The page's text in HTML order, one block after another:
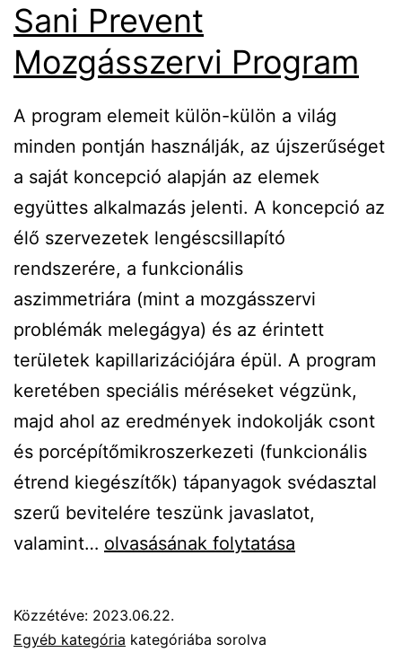
Sani Prevent
Mozgásszervi Program
A program elemeit külön-külön a világ
minden pontján használják, az újszerűséget
a saját koncepció alapján az elemek
együttes alkalmazás jelenti. A koncepció az
élő szervezetek lengéscsillapító
rendszerére, a funkcionális
aszimmetriára (mint a mozgásszervi
problémák melegágya) és az érintett
területek kapillarizációjára épül. A program
keretében speciális méréseket végzünk,
majd ahol az eredmények indokolják csont
és porcépítőmikroszerkezeti (funkcionális
étrend kiegészítők) tápanyagok svédasztal
szerű bevitelére teszünk javaslatot,
valamint… Sani
Program
olvasásának folytatása
Közzétéve: 2023.06.22.
Egyéb kategória kategóriába sorolva